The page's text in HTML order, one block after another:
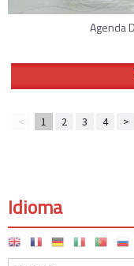
Idioma
Agenda
< 1 2 3 4 >